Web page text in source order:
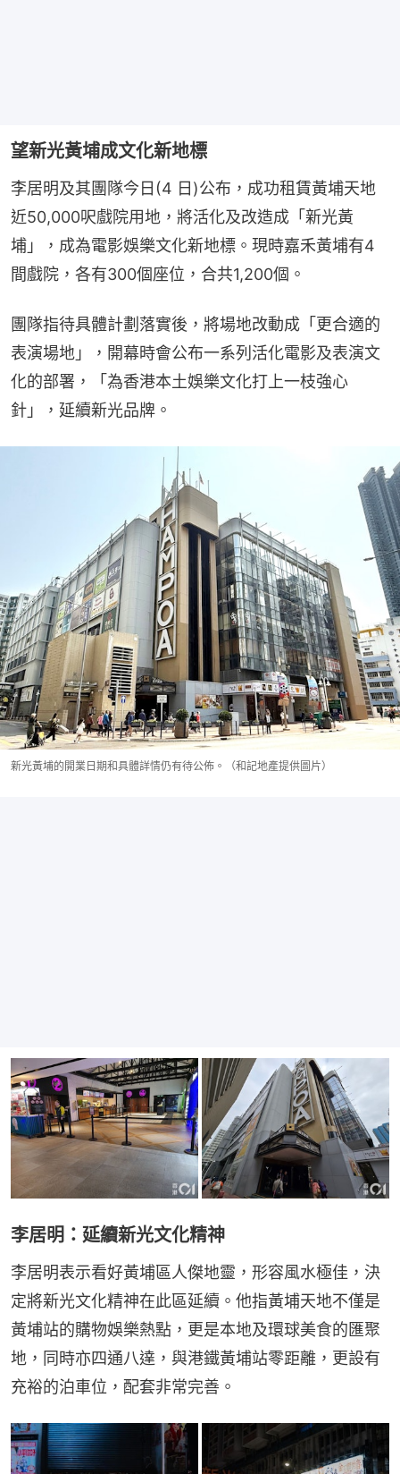
望新光黃埔成文化新地標
李居明及其團隊今日(4 日)公布，成功租賃黃埔天地
近50,000呎戲院用地，將活化及改造成「新光黃
埔」，成為電影娛樂文化新地標。現時嘉禾黃埔有4
間戲院，各有300個座位，合共1,200個。
團隊指待具體計劃落實後，將場地改動成「更合適的
表演場地」，開幕時會公布一系列活化電影及表演文
化的部署，「為香港本土娛樂文化打上一枝強心
針」，延續新光品牌。
新光黃埔的開業日期和具體詳情仍有待公佈。（和記地產提供圖片）
李居明：延續新光文化精神
李居明表示看好黃埔區人傑地靈，形容風水極佳，決
定將新光文化精神在此區延續。他指黃埔天地不僅是
黃埔站的購物娛樂熱點，更是本地及環球美食的匯聚
地，同時亦四通八達，與港鐵黃埔站零距離，更設有
充裕的泊車位，配套非常完善。